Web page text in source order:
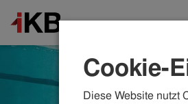
Cookie-
Diese Website nutzt